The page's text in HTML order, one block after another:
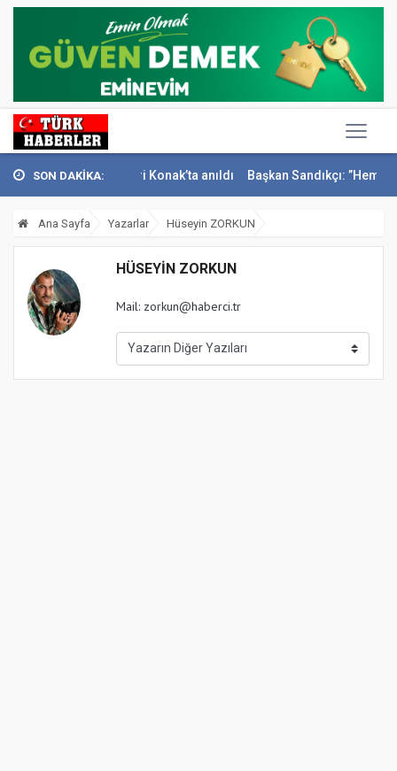
SON DAKİKA:
Gazeteci İsmail Sivri Konak’ta anıldı Başkan Sandıkçı:
Ana Sayfa Yazarlar Hüseyin ZORKUN
HÜSEYIN ZORKUN
Mail: zorkun@haberci.tr